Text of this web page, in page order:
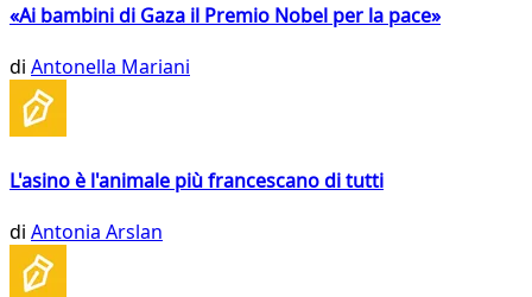
«Ai bambini di Gaza il Premio Nobel per la pace»
di Antonella Mariani
L'asino è l'animale più francescano di tutti
di Antonia Arslan